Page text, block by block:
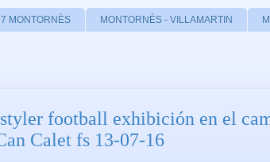
MONTORNÈS MONTORNÈS - VILLAMARTIN
football exhibición en el
Calet fs 13-07-16